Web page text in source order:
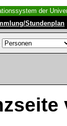
der
Stundenplan